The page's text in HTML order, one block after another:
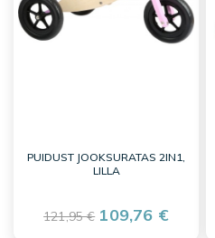
PUIDUST JOOKSURATAS 2IN1,
LILLA
121,95 € 109,76 €